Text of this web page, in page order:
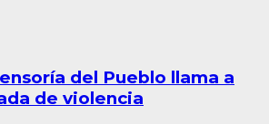
del Pueblo llama a
de violencia